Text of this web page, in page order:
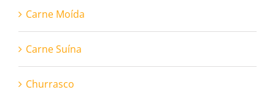
Carne Moída
Carne Suína
Churrasco